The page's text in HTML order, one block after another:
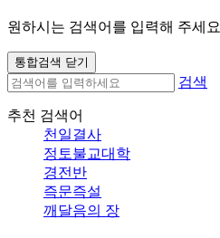
원하시는 검색어를 입력해 주세요
통합검색 닫기
검색
추천 검색어
천일결사
정토불교대학
경전반
즉문즉설
깨달음의 장